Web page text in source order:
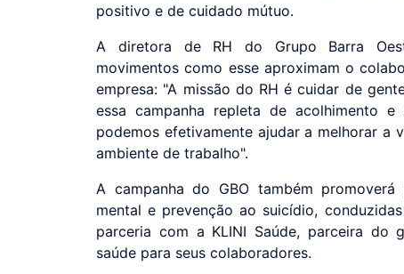
positivo e de cuidado mútuo.
A diretora de RH do Grupo Barra
movimentos como esse aproximam o
empresa: "A missão do RH é cuidar de
essa campanha repleta de acolhimento
podemos efetivamente ajudar a melhorar a
ambiente de trabalho".
A campanha do GBO também
mental e prevenção ao suicídio,
parceria com a KLINI Saúde, parceira do
saúde para seus colaboradores.